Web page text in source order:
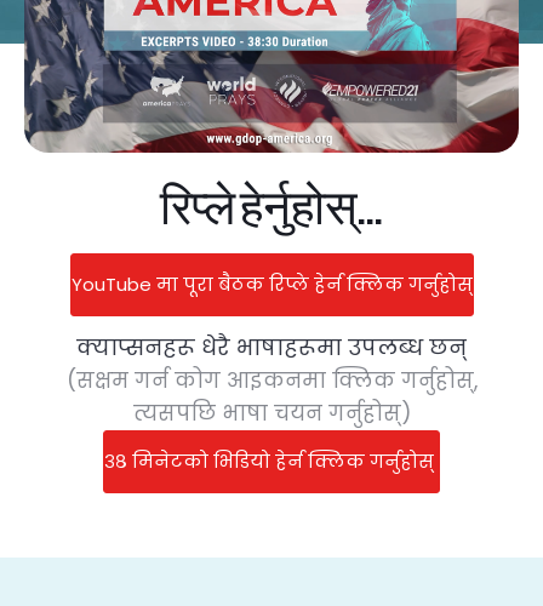
रिप्ले हेर्नुहोस्...
YouTube मा पूरा बैठक रिप्ले हेर्न क्लिक गर्नुहोस्
क्याप्सनहरू धेरै भाषाहरूमा उपलब्ध छन्
(सक्षम गर्न कोग आइकनमा क्लिक गर्नुहोस्,
त्यसपछि भाषा चयन गर्नुहोस्)
३८ मिनेटको भिडियो हेर्न क्लिक गर्नुहोस्